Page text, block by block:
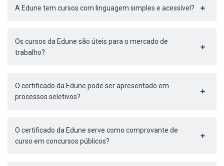
A Edune tem cursos com linguagem simples e acessível?
Os cursos da Edune são úteis para o mercado de
trabalho?
O certificado da Edune pode ser apresentado em
processos seletivos?
O certificado da Edune serve como comprovante de
curso em concursos públicos?